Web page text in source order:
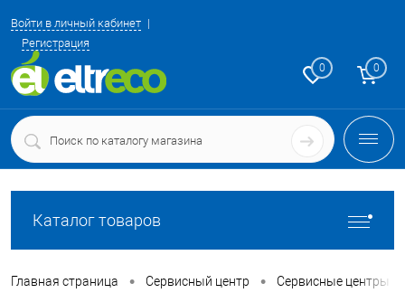
Войти в личный кабинет
Регистрация
0 0
Каталог товаров
Главная страница • Сервисный центр • Сервисные центры